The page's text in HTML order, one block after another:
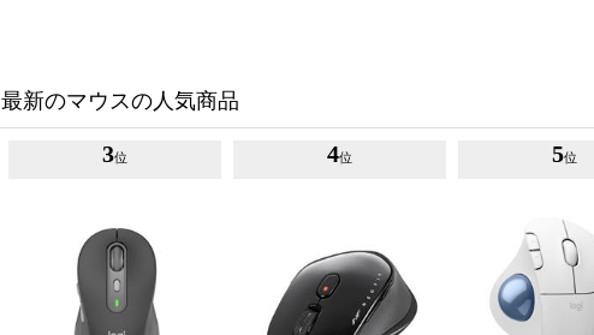
最新のマウスの人気商品
3位 4位 5位